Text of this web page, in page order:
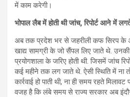
में काम करेगी।
भोपाल लैब में होती थी जांच, रिपोर्ट आने में
अब तक प्रदेश भर से जहरीली कफ सिरप के
खाद्य सामग्री के जो सैंपल लिए जाते थे. उनकी
प्रयोगशाला के जरिए होती थी. जिसमें जांच
कई महीने तक लग जाते थे. ऐसी स्थिति में ना तो
कार्रवाई हो पाती थी, ना ही समय रहते
वजह है कि लंबे समय से राज्य सरकार अब